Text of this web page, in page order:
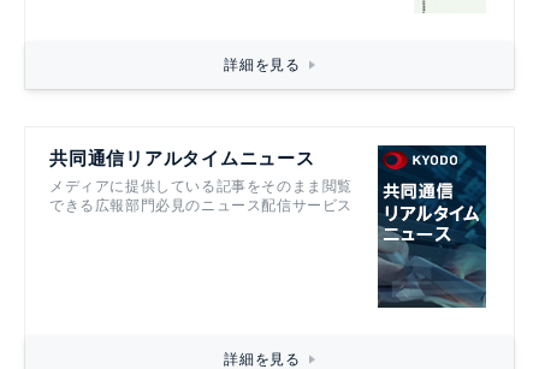
詳細を見る
共同通信リアルタイムニュース
メディアに提供している記事をそのまま閲覧
できる広報部門必見のニュース配信サービス
詳細を見る